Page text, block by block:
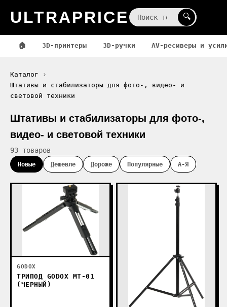
ULTRAPRICE 🔍
🏠 3D-принтеры 3D-ручки AV-ресиверы и
Каталог
Штативы и стабилизаторы для фото-, видео- и
световой техники
Штативы и стабилизаторы для фото-,
видео- и световой техники
93 товаров
Новые Дешевле Дороже Популярные А-Я
GODOX
ТРИПОД GODOX MT-01
(ЧЕРНЫЙ)